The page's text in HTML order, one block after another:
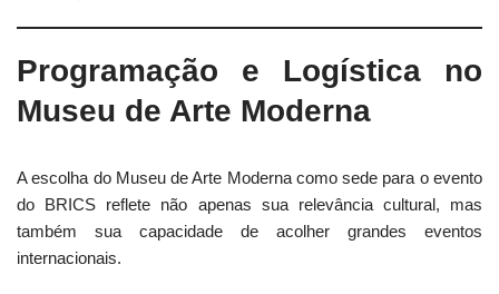
Programação e Logística no
Museu de Arte Moderna
A escolha do Museu de Arte Moderna como sede para o evento
do BRICS reflete não apenas sua relevância cultural, mas
também sua capacidade de acolher grandes eventos
internacionais.